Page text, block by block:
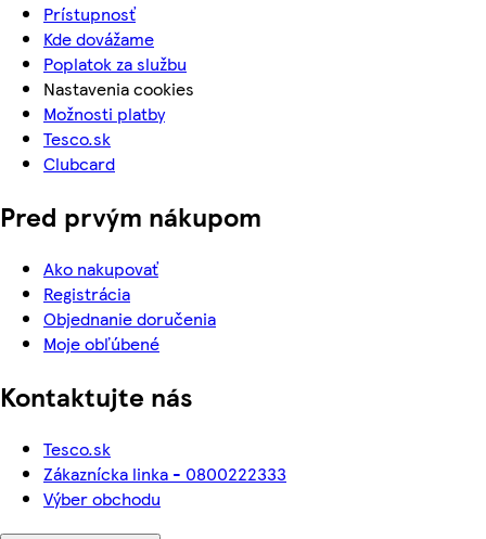
Prístupnosť
Kde dovážame
Poplatok za službu
Nastavenia cookies
Možnosti platby
Tesco.sk
Clubcard
Pred prvým nákupom
Ako nakupovať
Registrácia
Objednanie doručenia
Moje obľúbené
Kontaktujte nás
Tesco.sk
Zákaznícka linka - 0800222333
Výber obchodu